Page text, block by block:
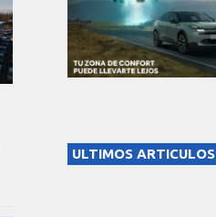
ULTIMOS ARTICULOS